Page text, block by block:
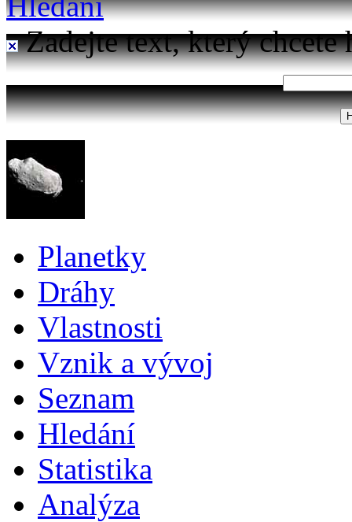
Zadejte text, který chcete
Planetky
Dráhy
Vlastnosti
Vznik a vývoj
Seznam
Hledání
Statistika
Analýza